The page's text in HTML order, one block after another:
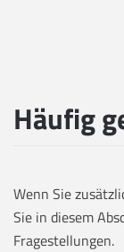
Häufig
Wenn Sie
Sie in diesem
Fragestellungen.